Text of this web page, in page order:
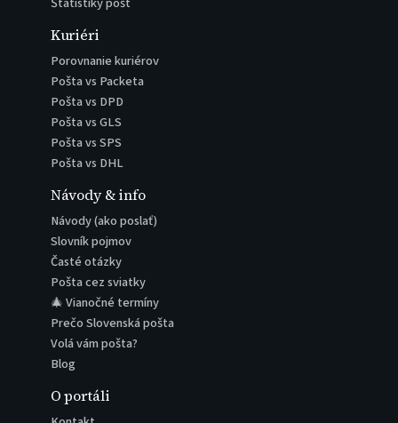
Kuriéri
Porovnanie kuriérov
Pošta vs Packeta
Pošta vs DPD
Pošta vs GLS
Pošta vs SPS
Pošta vs DHL
Návody & info
Návody (ako poslať)
Slovník pojmov
Časté otázky
Pošta cez sviatky
🎄 Vianočné termíny
Prečo Slovenská pošta
Volá vám pošta?
Blog
O portáli